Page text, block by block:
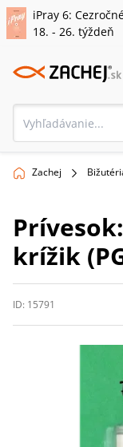
iPray 6:
18. - 26. týždeň
Zachej
krížik
ID: 15791